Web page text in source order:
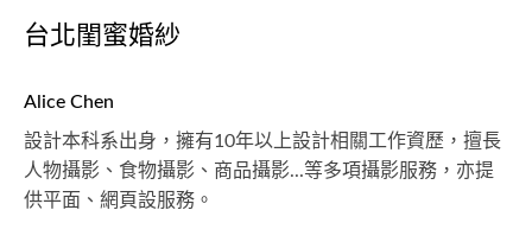
台北閨蜜婚紗
Alice Chen
設計本科系出身，擁有10年以上設計相關工作資歷，擅長
人物攝影、食物攝影、商品攝影...等多項攝影服務，亦提
供平面、網頁設服務。